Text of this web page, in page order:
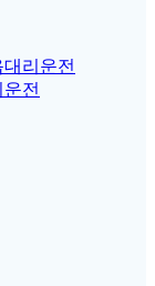
리운전
전